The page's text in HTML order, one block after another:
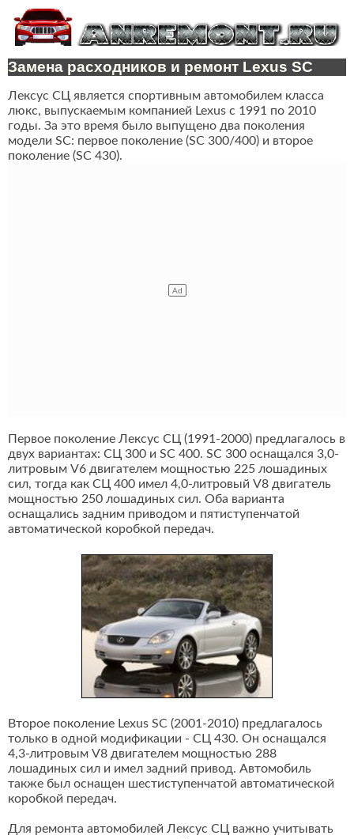
Замена расходников и ремонт Lexus SC
Лексус СЦ является спортивным автомобилем класса
люкс, выпускаемым компанией Lexus с 1991 по 2010
годы. За это время было выпущено два поколения
модели SC: первое поколение (SC 300/400) и второе
поколение (SC 430).
Первое поколение Лексус СЦ (1991-2000) предлагалось в
двух вариантах: СЦ 300 и SC 400. SC 300 оснащался 3,0-
литровым V6 двигателем мощностью 225 лошадиных
сил, тогда как СЦ 400 имел 4,0-литровый V8 двигатель
мощностью 250 лошадиных сил. Оба варианта
оснащались задним приводом и пятиступенчатой
автоматической коробкой передач.
Второе поколение Lexus SC (2001-2010) предлагалось
только в одной модификации - СЦ 430. Он оснащался
4,3-литровым V8 двигателем мощностью 288
лошадиных сил и имел задний привод. Автомобиль
также был оснащен шестиступенчатой автоматической
коробкой передач.
Для ремонта автомобилей Лексус СЦ важно учитывать